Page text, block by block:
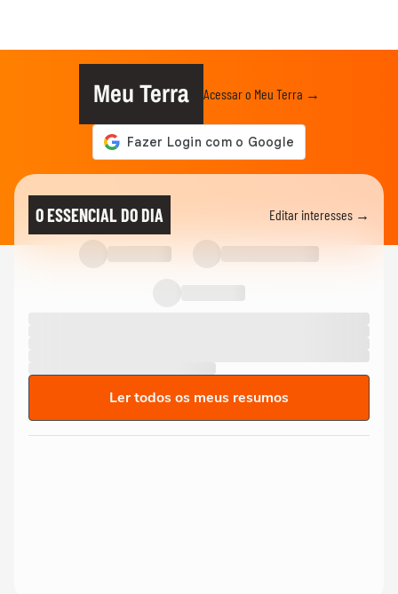
Meu Terra Acessar o Meu Terra →
O ESSENCIAL DO DIA Editar interesses →
Ler todos os meus resumos